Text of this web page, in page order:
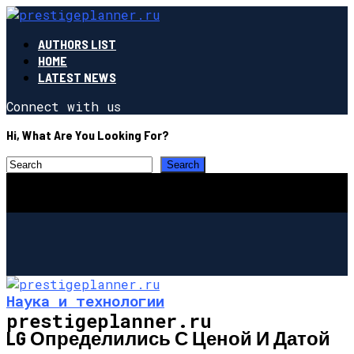
AUTHORS LIST
HOME
LATEST NEWS
Connect with us
Hi, What Are You Looking For?
prestigeplanner.ru
Наука и технологии
LG Определились С Ценой И Датой